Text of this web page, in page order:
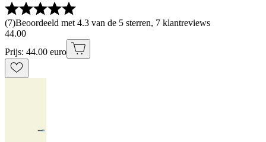
(7)Beoordeeld met 4.3 van de 5 sterren, 7 klantreviews
44.00
Prijs: 44.00 euro